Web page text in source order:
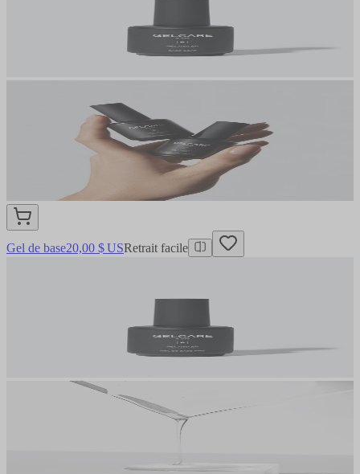
Gel de base20,00 $ USRetrait facile